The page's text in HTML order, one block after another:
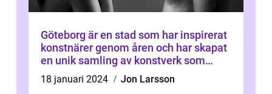
Göteborg är en stad som har inspirerat
konstnärer genom åren och har skapat
en unik samling av konstverk som
representerar staden
18 januari 2024
Jon Larsson